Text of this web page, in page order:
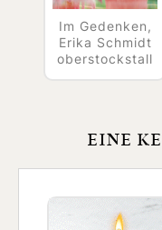
Im Gedenken,
Erika Schmidt
oberstockstall
EINE